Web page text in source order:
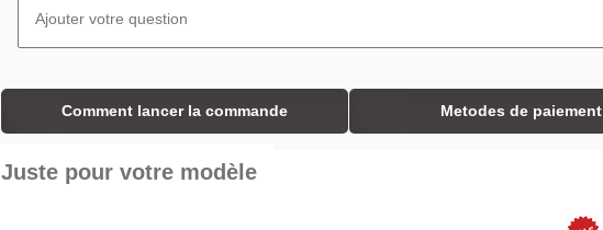
Comment lancer la commande Metodes de paiement
Juste pour votre modèle